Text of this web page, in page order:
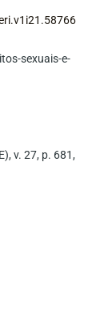
sexuais-e-
v. 27, p. 681,